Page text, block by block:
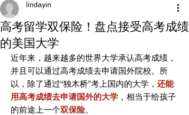
高考留学双保险！盘点接受高考成绩
的美国大学
lindayin
近年来，越来越多的世界大学承认高考成绩，
并且可以通过高考成绩去申请国外院校。所
以，除了通过“独木桥”考上国内的大学， 还能
用高考成绩去申请国外的大学 ，相当于给孩子
的前途上一个双保险。